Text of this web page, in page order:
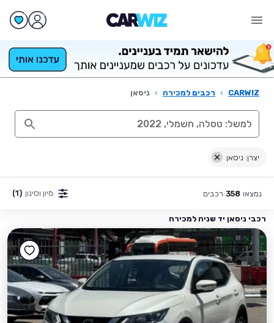
CARWIZ
› רכבים למכירה › ניסאן
יצרן: ניסאן
נמצאו 358 רכבים מיון וסינון (1)
רכבי ניסאן יד שניה למכירה